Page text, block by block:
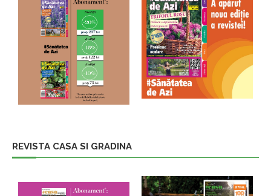
REVISTA CASA SI GRADINA